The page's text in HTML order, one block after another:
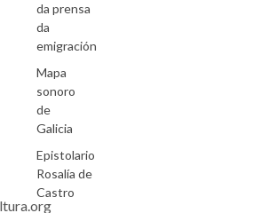
da prensa
da
emigración
Mapa
sonoro
de
Galicia
Epistolario
Rosalía de
Castro